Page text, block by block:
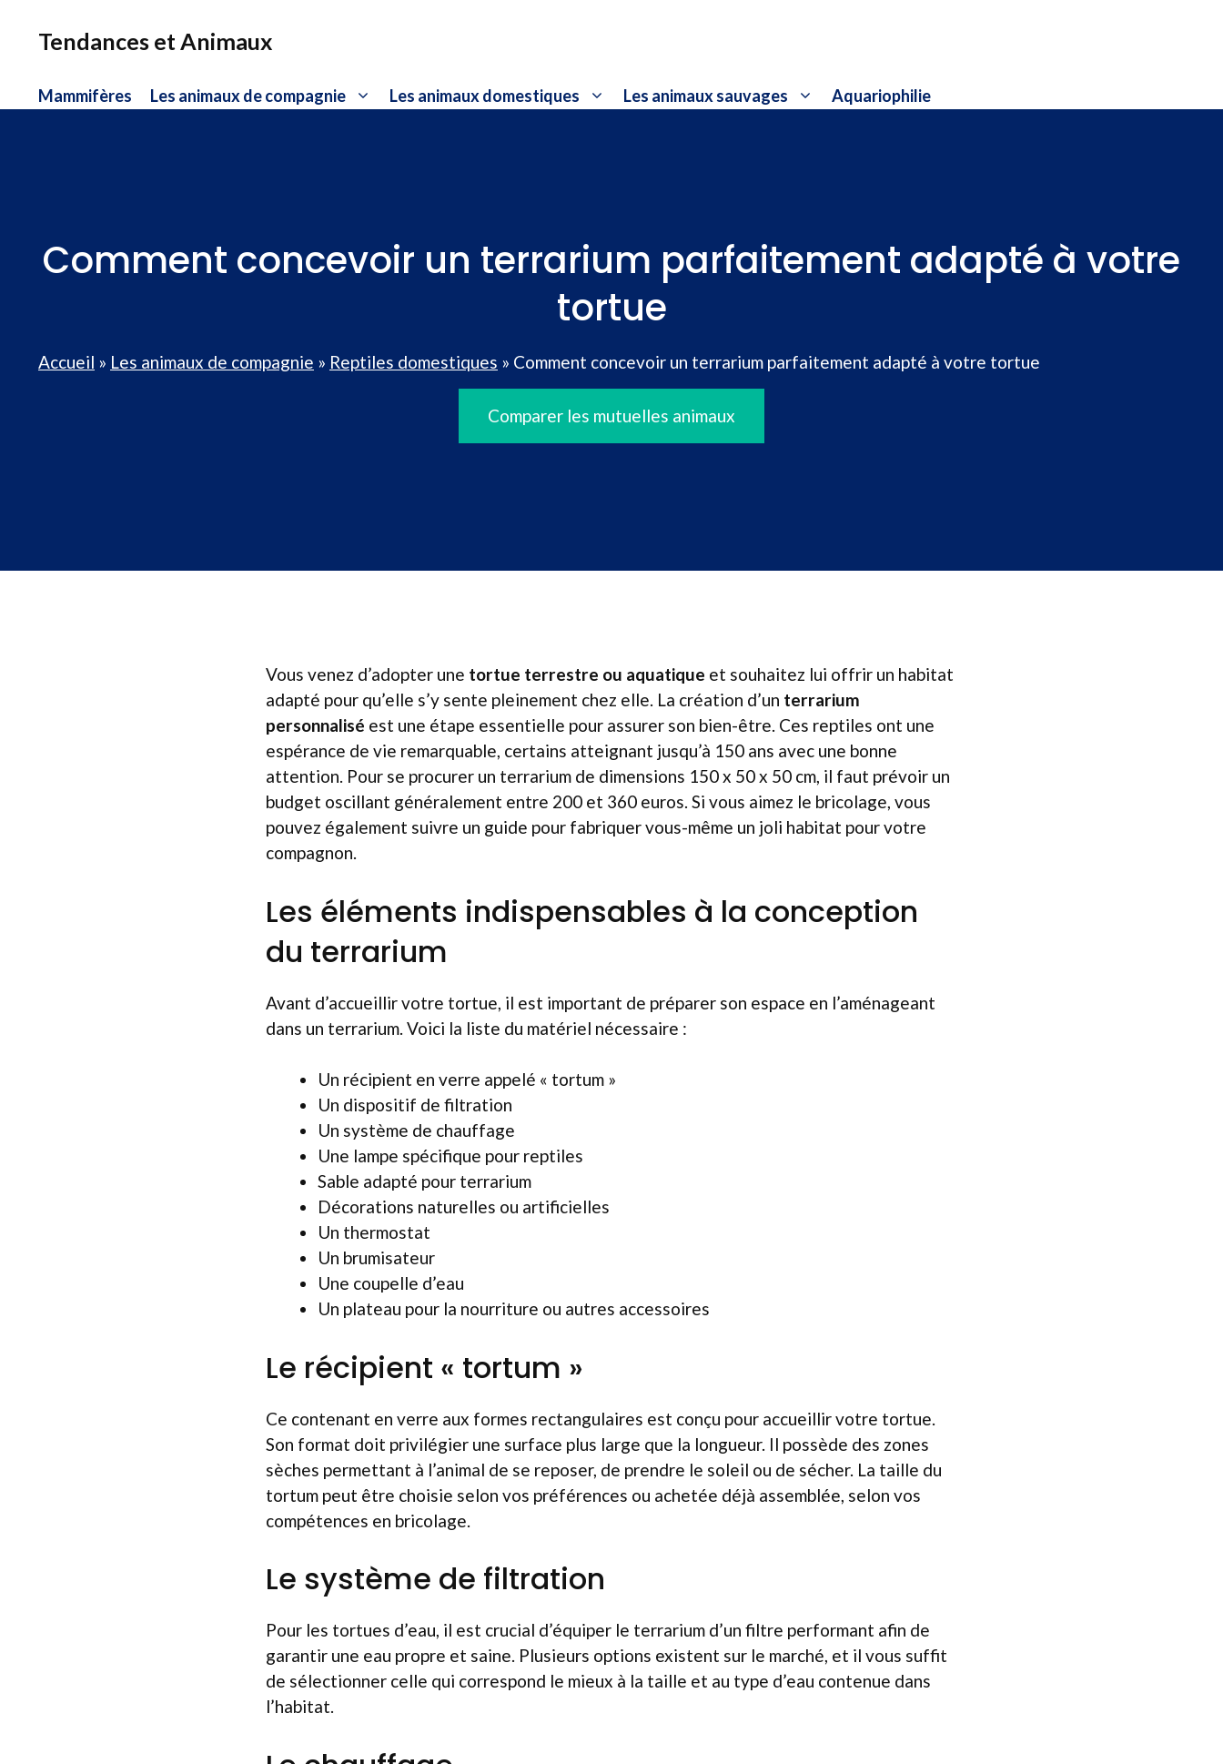
Tendances et Animaux
Mammifères Les animaux de compagnie Les animaux domestiques Les animaux sauvages Aquariophilie
Comment concevoir un terrarium parfaitement adapté à votre
tortue
Accueil » Les animaux de compagnie » Reptiles domestiques » Comment concevoir un terrarium parfaitement adapté à votre tortue
Comparer les mutuelles animaux
Vous venez d’adopter une tortue terrestre ou aquatique et souhaitez lui offrir un habitat
adapté pour qu’elle s’y sente pleinement chez elle. La création d’un terrarium
personnalisé est une étape essentielle pour assurer son bien-être. Ces reptiles ont une
espérance de vie remarquable, certains atteignant jusqu’à 150 ans avec une bonne
attention. Pour se procurer un terrarium de dimensions 150 x 50 x 50 cm, il faut prévoir un
budget oscillant généralement entre 200 et 360 euros. Si vous aimez le bricolage, vous
pouvez également suivre un guide pour fabriquer vous-même un joli habitat pour votre
compagnon.
Les éléments indispensables à la conception
du terrarium
Avant d’accueillir votre tortue, il est important de préparer son espace en l’aménageant
dans un terrarium. Voici la liste du matériel nécessaire :
Un récipient en verre appelé « tortum »
Un dispositif de filtration
Un système de chauffage
Une lampe spécifique pour reptiles
Sable adapté pour terrarium
Décorations naturelles ou artificielles
Un thermostat
Un brumisateur
Une coupelle d’eau
Un plateau pour la nourriture ou autres accessoires
Le récipient « tortum »
Ce contenant en verre aux formes rectangulaires est conçu pour accueillir votre tortue.
Son format doit privilégier une surface plus large que la longueur. Il possède des zones
sèches permettant à l’animal de se reposer, de prendre le soleil ou de sécher. La taille du
tortum peut être choisie selon vos préférences ou achetée déjà assemblée, selon vos
compétences en bricolage.
Le système de filtration
Pour les tortues d’eau, il est crucial d’équiper le terrarium d’un filtre performant afin de
garantir une eau propre et saine. Plusieurs options existent sur le marché, et il vous suffit
de sélectionner celle qui correspond le mieux à la taille et au type d’eau contenue dans
l’habitat.